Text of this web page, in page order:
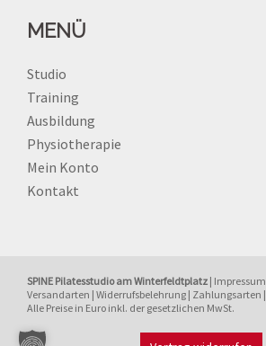
MENÜ
Studio
Training
Ausbildung
Physiotherapie
Mein Konto
Kontakt
SPINE Pilatesstudio am Winterfeldtplatz | Impressum
Versandarten | Widerrufsbelehrung | Zahlungsarten |
Alle Preise in Euro inkl. der gesetzlichen MwSt.